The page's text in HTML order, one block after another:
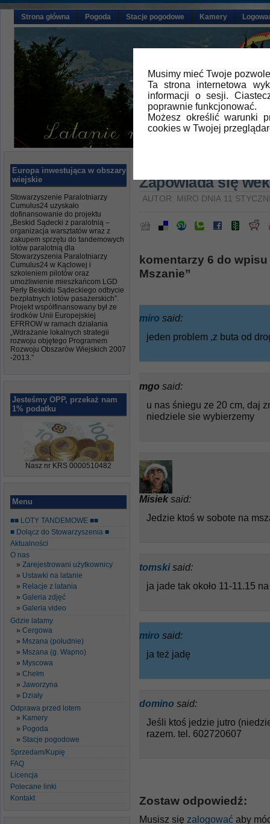
Musimy mieć Twoje
Ta strona internetowa
informacji o sesji.
poprawnie funkcjonować.
Możesz określić warunki
cookies w Twojej
Strona główna Pogoda Stacje pogodowe Kamery
Europa inwestująca w obszary
wiejskie
Stowarzyszenie Paralotniarzy
Cumulus24 uzyskało
dofinansowanie do projektu
„Beskid Sądecki z paralotnią –
organizacja warsztatów wraz z
zakupem sprzętu do tandemowych
lotów paralotnią dla
Stowarzyszenia Paralotniarzy
Cumulus24 w Kąclowej i
szkoleniem pilotów oraz
umożliwienie mieszkańcom LGD
Perły Beskidu Sądeckiego odbycie
bezpłatnych lotów pasażerskich”.
Projekt współfinansowany był ze
środków Unii Europejskiej
EFRROW w ramach działania
„Wdrażanie lokalnych strategii
rozwoju objętego Programem
Rozwoju Obszarów Wiejskich 2007
-2013.”
Jesteśmy OPP, przekaż nam
1% podatku
Nasz nr KRS 0000510482
Menu
■■ LOTY TANDEMOWE ■■
■ Dołącz do Stowarzyszenia ■
Aktualności
O nas
Zarejestrowani użytkownicy
Ustawki na latanie
Relacje z latania
Galeria zdjęć
Galeria video
Gdzie latamy
Cergowa
Mszana (południe)
Mszana (g. Wapno)
Myscowa
Chełm
Jaworzyna
Działy
Odprawa przed lotem
Kamery
Pogoda
Stacje pogodowe
Sprzedam/Kupię
FAQ
Licencja
Polecane linki
Kontakt
Zapowiada się
AUTOR: MIRO DNIA 11
komentarzy 6 do
Mszanie”
miro said:
jeden problem ,z buta od
mgo said:
u nas śniegu ze 20 cm, daj
niedziele sie wybierzemy
Misiek said:
Jedzie ktoś w sobote na
tomski said:
ja jade tak około 11-11.15
miro said:
ja też jadę
domino said:
Jeśli ktoś jedzie jutro
razem. tel. 602720607
Zostaw odpowiedź:
Musisz się zalogować aby